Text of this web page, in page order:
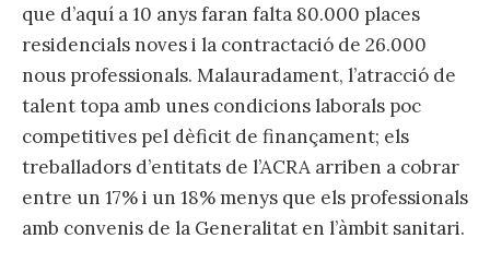
que d’aquí a 10 anys faran falta 80.000 places
residencials noves i la contractació de 26.000
nous professionals. Malauradament, l’atracció de
talent topa amb unes condicions laborals poc
competitives pel dèficit de finançament; els
treballadors d’entitats de l’ACRA arriben a cobrar
entre un 17% i un 18% menys que els professionals
amb convenis de la Generalitat en l’àmbit sanitari.